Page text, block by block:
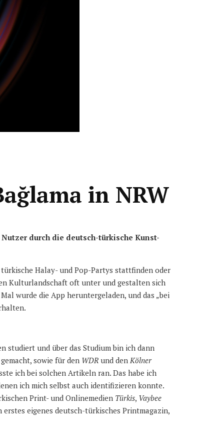
in NRW
durch die deutsch-türkische Kunst-
Halay- und Pop-Partys stattfinden oder
Kulturlandschaft oft unter und gestalten sich
wurde die App heruntergeladen, und das „bei
studiert und über das Studium bin ich dann
sowie für den WDR und denKölner
ich bei solchen Artikeln ran. Das habe ich
ich mich selbst auch identifizieren konnte.
Print- und Onlinemedien Türkis, Vaybee
erstes eigenes deutsch-türkisches Printmagazin,